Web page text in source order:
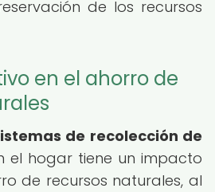
de los recursos
en el ahorro de
de recolección de
el hogar tiene un impacto
de recursos naturales, al